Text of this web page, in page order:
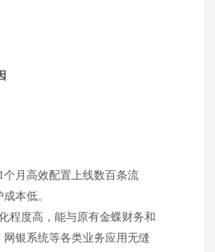
个月高效配置上线数百条流
本低。
程度高，能与原有金蝶财务和
网银系统等各类业务应用无缝